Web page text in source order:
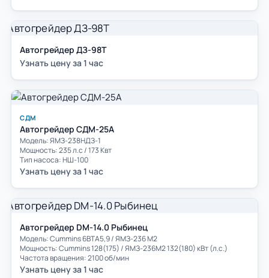
Автогрейдер ДЗ-98Т
Узнать цену за 1 час
СДМ
Автогрейдер СДМ-25А
Модель: ЯМЗ-238НДЗ-1
Мощность: 235 л.с / 173 Квт
Тип насоса: НШ-100
Узнать цену за 1 час
Автогрейдер DM-14.0 Рыбинец
Модель: Cummins 6BTA5,9 / ЯМЗ-236 М2
Мощность: Cummins 128(175) / ЯМЗ-236М2 132(180) кВт (л.с.)
Частота вращения: 2100 об/мин
Узнать цену за 1 час